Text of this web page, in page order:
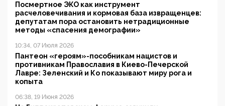
Посмертное ЭКО как инструмент
расчеловечивания и кормовая база извращенцев:
депутатам пора остановить нетрадиционные
методы «спасения демографии»
10:34, 07 Июля 2026
Пантеон «героям»-пособникам нацистов и
противникам Православия в Киево-Печерской
Лавре: Зеленский и Ко показывают миру рога и
копыта
06:38, 19 Июня 2026